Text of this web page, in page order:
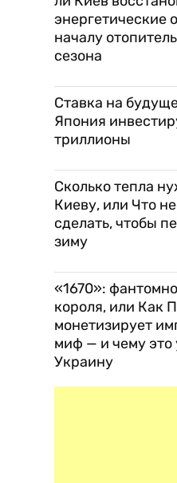
энергетические
началу
сезона
Ставка на
Япония
триллионы
Сколько тепла
Киеву, или Что
сделать, чтобы
зиму
«1670»:
короля, или Как
монетизирует
миф — и чему это
Украину